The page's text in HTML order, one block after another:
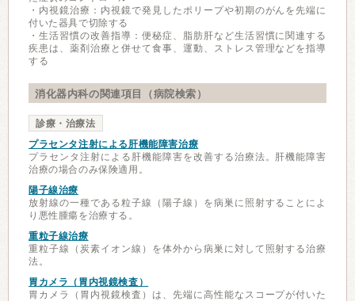
・内視鏡治療：内視鏡で発見したポリープや初期のがんを先端に
付いた器具で切除する
・生活習慣の改善指導：便秘症、脂肪肝など生活習慣に関連する
疾患は、薬剤治療と併せて食事、運動、ストレス管理などを指導
する
消化器内科の関連項目（病院検索）
診療・治療法
プラセンタ注射による肝機能障害治療
プラセンタ注射による肝機能障害を改善する治療法。肝機能障害
治療の場合のみ保険適用。
陽子線治療
放射線の一種である粒子線（陽子線）を病巣に照射することによ
り悪性腫瘍を治療する。
重粒子線治療
重粒子線（炭素イオン線）を体外から病巣に対して照射する治療
法。
胃カメラ（胃内視鏡検査）
胃カメラ（胃内視鏡検査）は、先端に高性能なスコープが付いた